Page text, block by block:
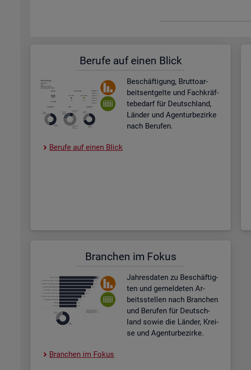
Be­ru­fe auf einen Blick
Be­schäf­ti­gung, Brut­to­ar­
beits­ent­gel­te und Fach­kräf­
te­be­darf für Deutsch­land,
Län­der und Agen­tur­be­zir­ke
nach Be­ru­fen.
Be­ru­fe auf einen Blick
Bran­chen im Fokus
Jah­res­da­ten zu Be­schäf­tig­
ten und ge­mel­de­ten Ar­
beits­stel­len nach Bran­chen
und Be­ru­fen für Deutsch­
land sowie die Län­der, Krei­
se und Agen­tur­be­zir­ke.
Bran­chen im Fokus